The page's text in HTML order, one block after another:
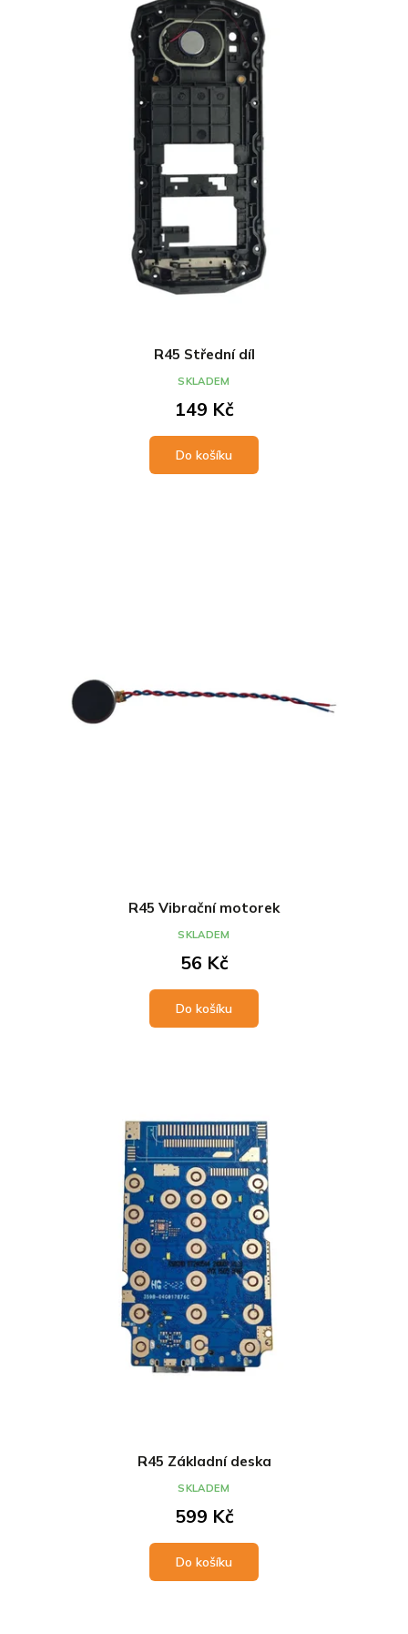
R45 Střední díl
149 Kč
Do košíku
SKLADEM
R45 Vibrační motorek
56 Kč
Do košíku
SKLADEM
R45 Základní deska
599 Kč
Do košíku
SKLADEM